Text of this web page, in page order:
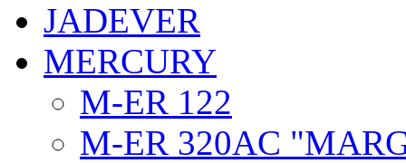
JADEVER
MERCURY
M-ER 122
M-ER 320AC